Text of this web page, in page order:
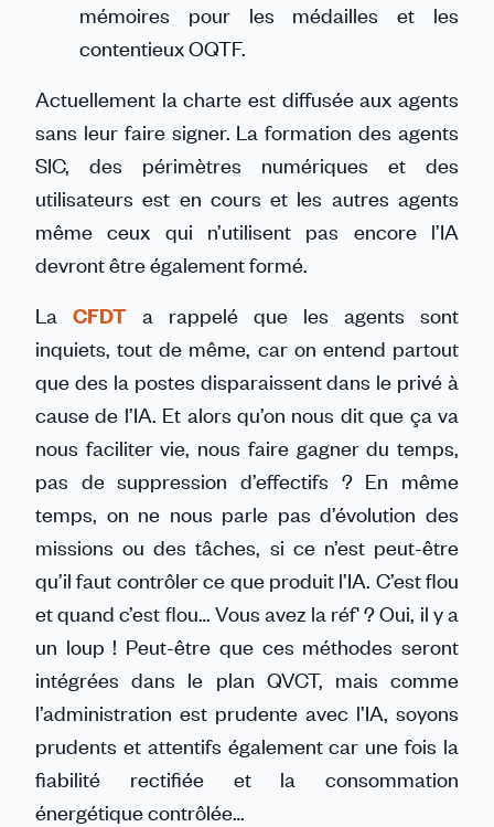
mémoires pour les médailles et les
contentieux OQTF.
Actuellement la charte est diffusée aux agents
sans leur faire signer. La formation des agents
SIC, des périmètres numériques et des
utilisateurs est en cours et les autres agents
même ceux qui n’utilisent pas encore l’IA
devront être également formé.
La CFDT a rappelé que les agents sont
inquiets, tout de même, car on entend partout
que des la postes disparaissent dans le privé à
cause de l’IA. Et alors qu’on nous dit que ça va
nous faciliter vie, nous faire gagner du temps,
pas de suppression d’effectifs ? En même
temps, on ne nous parle pas d’évolution des
missions ou des tâches, si ce n’est peut-être
qu’il faut contrôler ce que produit l’IA. C’est flou
et quand c’est flou… Vous avez la réf' ? Oui, il y a
un loup ! Peut-être que ces méthodes seront
intégrées dans le plan QVCT, mais comme
l’administration est prudente avec l’IA, soyons
prudents et attentifs également car une fois la
fiabilité rectifiée et la consommation
énergétique contrôlée…